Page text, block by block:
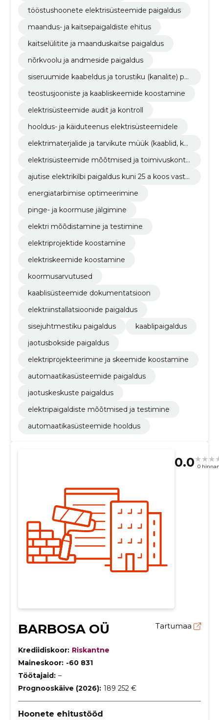
tööstushoonete elektrisüsteemide paigaldus
maandus- ja kaitsepaigaldiste ehitus
kaitselülitite ja maanduskaitse paigaldus
nõrkvoolu ja andmeside paigaldus
siseruumide kaabeldus ja torustiku (kanalite) pai
teostusjooniste ja kaabliskeemide koostamine
elektrisüsteemide audit ja kontroll
hooldus- ja käiduteenus elektrisüsteemidele
elektrimaterjalide ja tarvikute müük (kaablid, kai
elektrisüsteemide mõõtmised ja toimivuskontr
ajutise elektrikilbi paigaldus kuni 25 a koos vasta
energiatarbimise optimeerimine
pinge- ja koormuse jälgimine
elektri mõõdistamine ja testimine
elektriprojektide koostamine
elektriskeemide koostamine
koormusarvutused
kaablisüsteemide dokumentatsioon
elektriinstallatsioonide paigaldus
sisejuhtmestiku paigaldus
kaablipaigaldus
jaotusbokside paigaldus
elektriprojekteerimine ja skeemide koostamine
automaatikasüsteemide paigaldus
jaotuskeskuste paigaldus
elektripaigaldiste mõõtmised ja testimine
automaatikasüsteemide hooldus
0.0 0
BARBOSA OÜ Tartumaa
Krediidiskoor: Riskantne
Maineskoor: -60 831
Töötajaid: –
Prognooskäive (2026): 189 252 €
Hoonete ehitustööd